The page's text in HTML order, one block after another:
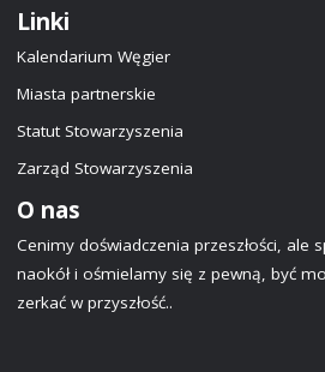
Linki
Kalendarium Węgier
Miasta partnerskie
Statut Stowarzyszenia
Zarząd Stowarzyszenia
O nas
Cenimy doświadczenia przeszłości, ale
naokół i ośmielamy się z pewną, być
zerkać w przyszłość..